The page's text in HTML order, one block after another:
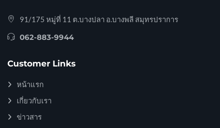
91/175 หมู่ที่ 11 ต.บางปลา อ.บางพลี สมุทรปราการ
062-883-9944
Customer Links
หน้าแรก
เกี่ยวกับเรา
ข่าวสาร